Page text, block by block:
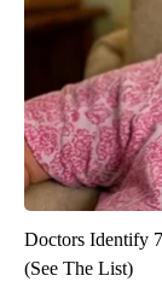
Doctors Identify
(See The List)